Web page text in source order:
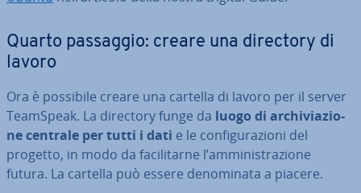
Quarto passaggio: creare una directory di
lavoro
Ora è possibile creare una cartella di lavoro per il server
TeamSpeak. La directory funge da luogo di ar­chi­via­zio­
ne centrale per tutti i dati e le con­fi­gu­ra­zio­ni del
progetto, in modo da fa­ci­li­tar­ne l’am­mi­ni­stra­zio­ne
futura. La cartella può essere de­no­mi­na­ta a piacere.